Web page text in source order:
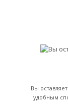
Вы
удобным